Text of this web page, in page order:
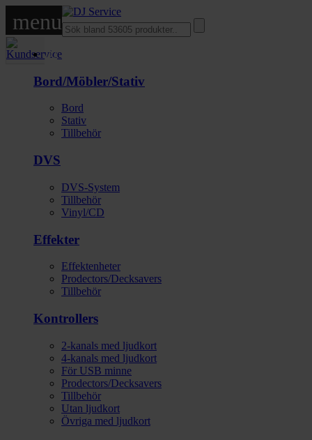
menu
DJ
Bord/Möbler/Stativ
Bord
Stativ
Tillbehör
DVS
DVS-System
Tillbehör
Vinyl/CD
Effekter
Effektenheter
Prodectors/Decksavers
Tillbehör
Kontrollers
2-kanals med ljudkort
4-kanals med ljudkort
För USB minne
Prodectors/Decksavers
Tillbehör
Utan ljudkort
Övriga med ljudkort